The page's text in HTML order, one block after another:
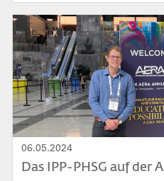
Bild
06.05.2024
Das IPP-PHSG auf der